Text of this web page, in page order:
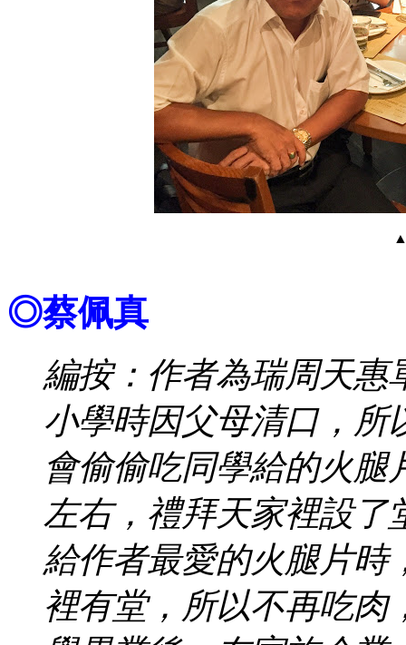
◎蔡佩真
編按：作者為瑞周天惠
小學時因父母清口，所
會偷偷吃同學給的火腿
左右，禮拜天家裡設了
給作者最愛的火腿片時
裡有堂，所以不再吃肉